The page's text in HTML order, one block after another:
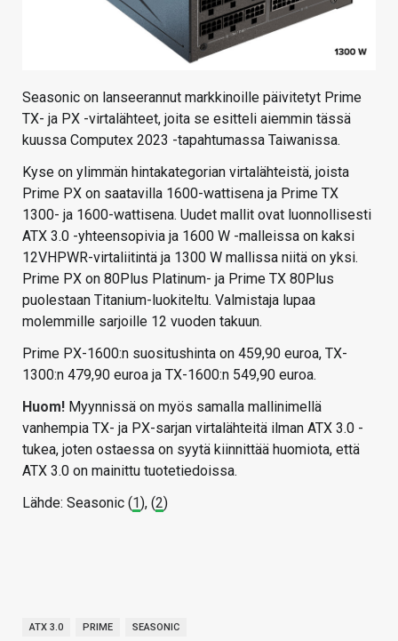
Seasonic on lanseerannut markkinoille päivitetyt Prime
TX- ja PX -virtalähteet, joita se esitteli aiemmin tässä
kuussa Computex 2023 -tapahtumassa Taiwanissa.
Kyse on ylimmän hintakategorian virtalähteistä, joista
Prime PX on saatavilla 1600-wattisena ja Prime TX
1300- ja 1600-wattisena. Uudet mallit ovat luonnollisesti
ATX 3.0 -yhteensopivia ja 1600 W -malleissa on kaksi
12VHPWR-virtaliitintä ja 1300 W mallissa niitä on yksi.
Prime PX on 80Plus Platinum- ja Prime TX 80Plus
puolestaan Titanium-luokiteltu. Valmistaja lupaa
molemmille sarjoille 12 vuoden takuun.
Prime PX-1600:n suositushinta on 459,90 euroa, TX-
1300:n 479,90 euroa ja TX-1600:n 549,90 euroa.
Huom! Myynnissä on myös samalla mallinimellä
vanhempia TX- ja PX-sarjan virtalähteitä ilman ATX 3.0 -
tukea, joten ostaessa on syytä kiinnittää huomiota, että
ATX 3.0 on mainittu tuotetiedoissa.
Lähde: Seasonic (1), (2)
ATX 3.0 PRIME SEASONIC